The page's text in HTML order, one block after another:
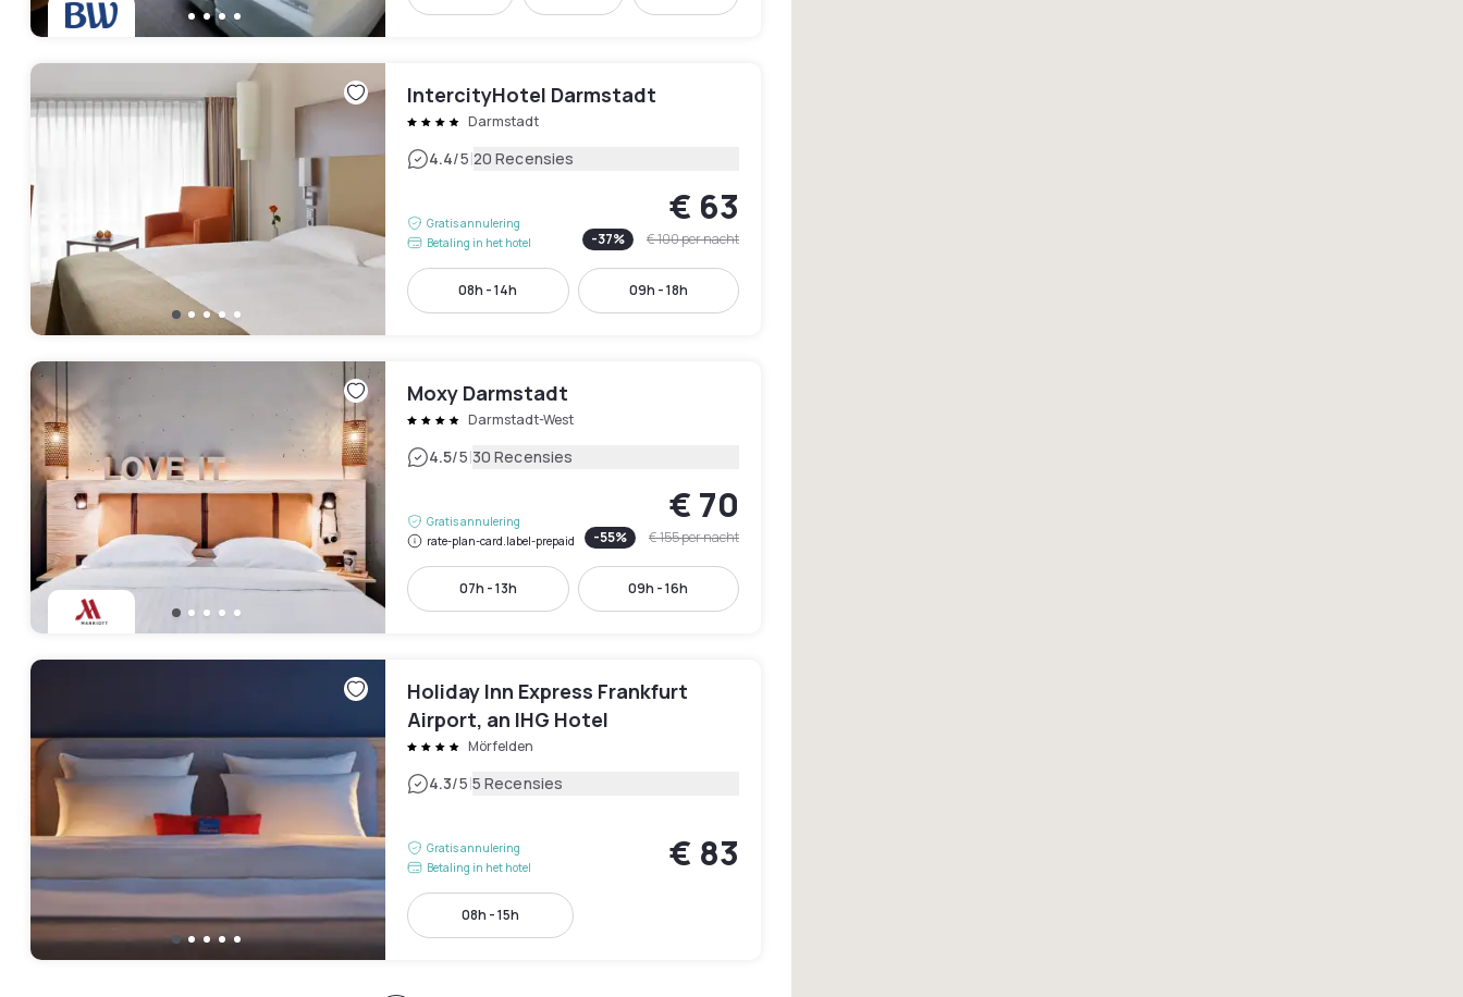
IntercityHotel Darmstadt
Darmstadt
4.4/5|20 Recensies
Gratis annulering
Betaling in het hotel
€ 63
-37% € 100per nacht
08h - 14h 09h - 18h
Moxy Darmstadt
Darmstadt-West
4.5/5|30 Recensies
Gratis annulering
rate-plan-card.label-prepaid
€ 70
-55% € 155per nacht
07h - 13h 09h - 16h
Holiday Inn Express Frankfurt
Airport, an IHG Hotel
Mörfelden
4.3/5|5 Recensies
Gratis annulering
Betaling in het hotel
€ 83
08h - 15h